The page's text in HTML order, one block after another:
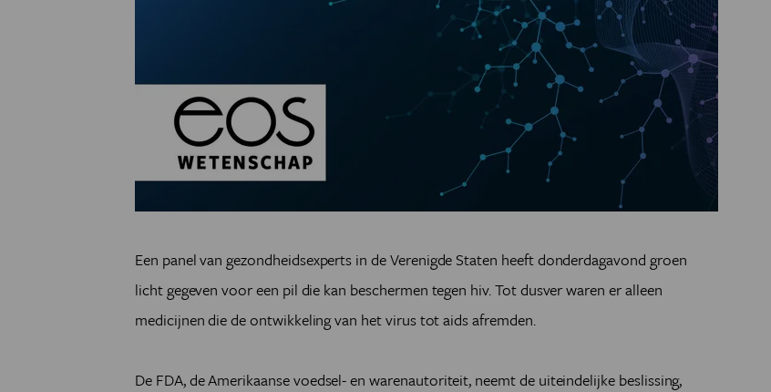
Een panel van gezondheidsexperts in de Verenigde Staten heeft donderdagavond groen
licht gegeven voor een pil die kan beschermen tegen hiv. Tot dusver waren er alleen
medicijnen die de ontwikkeling van het virus tot aids afremden.
De FDA, de Amerikaanse voedsel- en warenautoriteit, neemt de uiteindelijke beslissing,